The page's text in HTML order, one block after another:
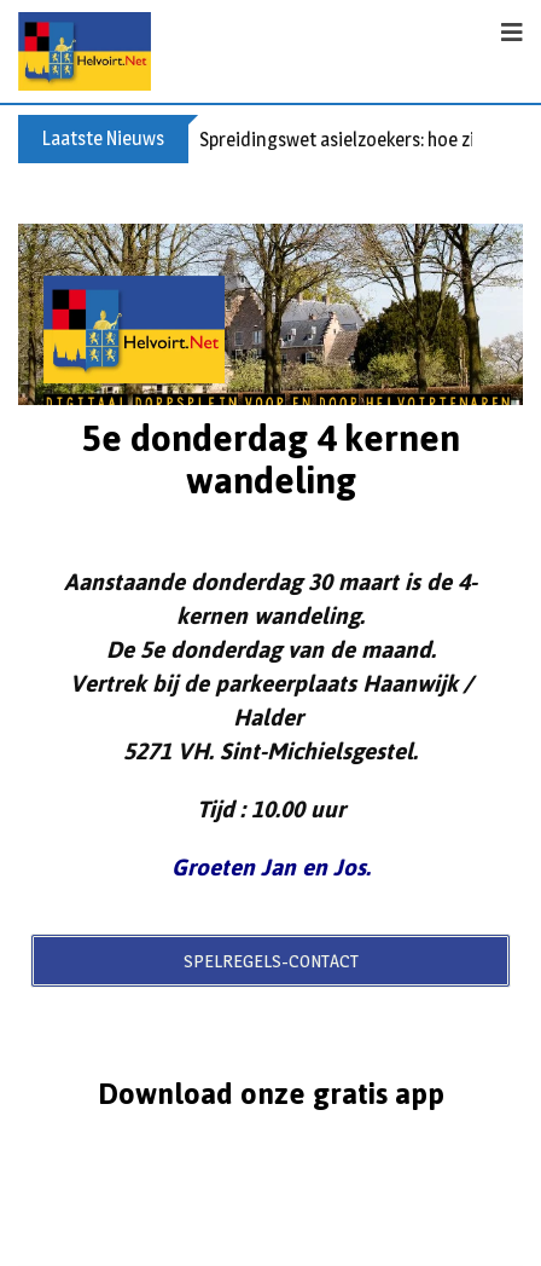
Laatste Nieuws Spreidingswet asielzoekers: hoe zit dat?
5e donderdag 4 kernen
wandeling
Aanstaande donderdag 30 maart is de 4-
kernen wandeling.
De 5e donderdag van de maand.
Vertrek bij de parkeerplaats Haanwijk /
Halder
5271 VH. Sint-Michielsgestel.
Tijd : 10.00 uur
Groeten Jan en Jos.
SPELREGELS-CONTACT
Download onze gratis app